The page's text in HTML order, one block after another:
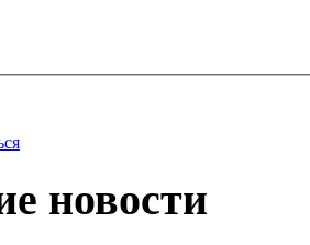
новости